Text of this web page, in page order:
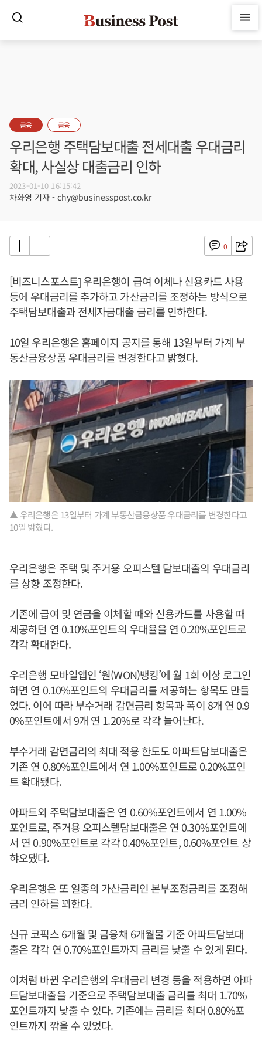
금융 금융
우리은행 주택담보대출 전세대출 우대금리
확대, 사실상 대출금리 인하
2023-01-10 16:15:42
차화영 기자 - chy@businesspost.co.kr
0
[비즈니스포스트] 우리은행이 급여 이체나 신용카드 사용
등에 우대금리를 추가하고 가산금리를 조정하는 방식으로
주택담보대출과 전세자금대출 금리를 인하한다.
10일 우리은행은 홈페이지 공지를 통해 13일부터 가계 부
동산금융상품 우대금리를 변경한다고 밝혔다.
▲ 우리은행은 13일부터 가계 부동산금융상품 우대금리를 변경한다고
10일 밝혔다.
우리은행은 주택 및 주거용 오피스텔 담보대출의 우대금리
를 상향 조정한다.
기존에 급여 및 연금을 이체할 때와 신용카드를 사용할 때
제공하던 연 0.10%포인트의 우대율을 연 0.20%포인트로
각각 확대한다.
우리은행 모바일앱인 ‘원(WON)뱅킹’에 월 1회 이상 로그인
하면 연 0.10%포인트의 우대금리를 제공하는 항목도 만들
었다. 이에 따라 부수거래 감면금리 항목과 폭이 8개 연 0.9
0%포인트에서 9개 연 1.20%로 각각 늘어난다.
부수거래 감면금리의 최대 적용 한도도 아파트담보대출은
기존 연 0.80%포인트에서 연 1.00%포인트로 0.20%포인
트 확대됐다.
아파트외 주택담보대출은 연 0.60%포인트에서 연 1.00%
포인트로, 주거용 오피스텔담보대출은 연 0.30%포인트에
서 연 0.90%포인트로 각각 0.40%포인트, 0.60%포인트 상
햐오댔다.
우리은행은 또 일종의 가산금리인 본부조정금리를 조정해
금리 인하를 꾀한다.
신규 코픽스 6개월 및 금융채 6개월물 기준 아파트담보대
출은 각각 연 0.70%포인트까지 금리를 낮출 수 있게 된다.
이처럼 바뀐 우리은행의 우대금리 변경 등을 적용하면 아파
트담보대출을 기준으로 주택담보대출 금리를 최대 1.70%
포인트까지 낮출 수 있다. 기존에는 금리를 최대 0.80%포
인트까지 깎을 수 있었다.